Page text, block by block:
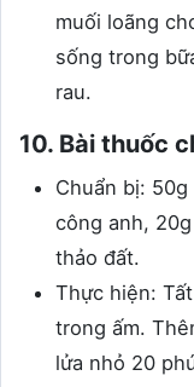
muối loãng
sống trong
rau.
10. Bài thuốc
Chuẩn bị:
công anh,
thảo đất.
Thực hiện:
trong ấm.
lửa nhỏ 20